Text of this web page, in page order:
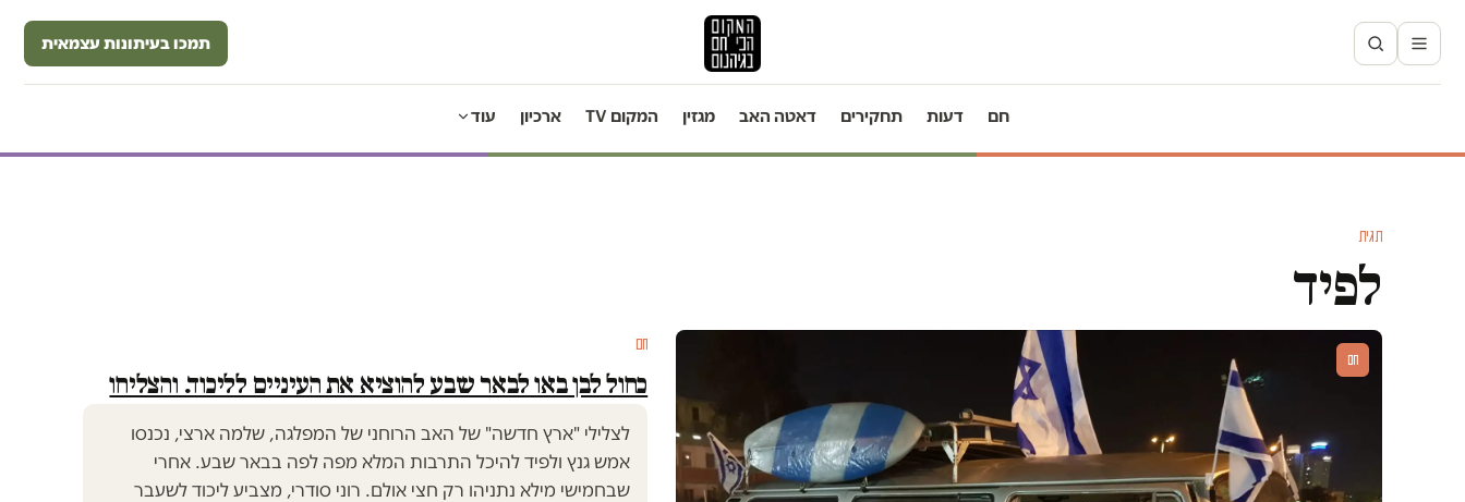
תמכו בעיתונות עצמאית
חם דעות תחקירים דאטה האב מגזין המקום TV ארכיון עוד
תגית
לפיד
חם
חם
כחול לבן באו לבאר שבע להוציא את העיניים לליכוד. והצליחו
לצלילי "ארץ חדשה" של האב הרוחני של המפלגה, שלמה ארצי, נכנסו
אמש גנץ ולפיד להיכל התרבות המלא מפה לפה בבאר שבע. אחרי
שבחמישי מילא נתניהו רק חצי אולם. רוני סודרי, מצביע ליכוד לשעבר